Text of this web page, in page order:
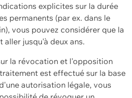
explicites sur la durée
permanents (par ex. dans le
vous pouvez considérer que la
jusqu'à deux ans.
la révocation et l'opposition
est effectué sur la base
autorisation légale, vous